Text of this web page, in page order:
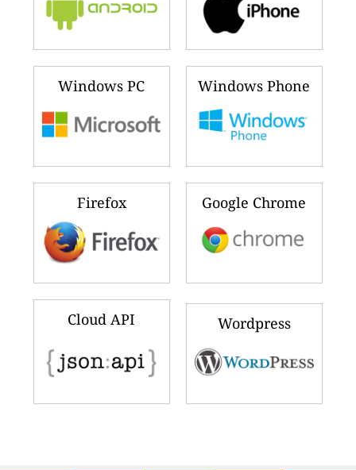
Windows Phone
Windows PC
Google Chrome
Firefox
Wordpress
Cloud API